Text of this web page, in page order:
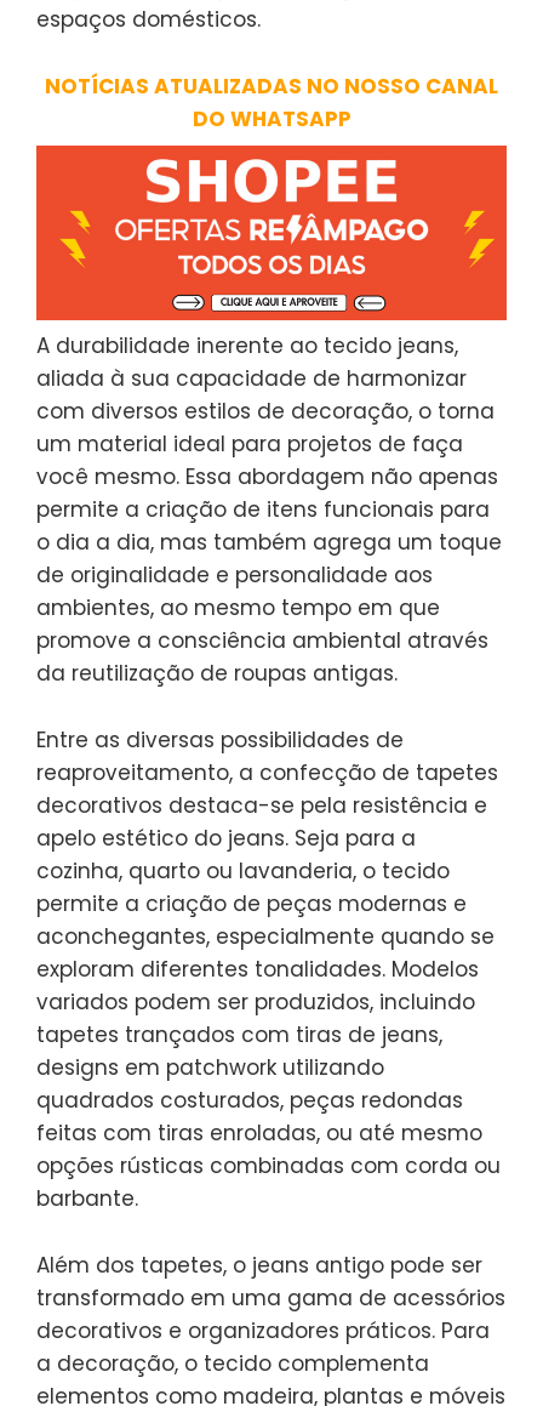
espaços domésticos.
NOTÍCIAS ATUALIZADAS NO NOSSO CANAL
DO WHATSAPP
A durabilidade inerente ao tecido jeans,
aliada à sua capacidade de harmonizar
com diversos estilos de decoração, o torna
um material ideal para projetos de faça
você mesmo. Essa abordagem não apenas
permite a criação de itens funcionais para
o dia a dia, mas também agrega um toque
de originalidade e personalidade aos
ambientes, ao mesmo tempo em que
promove a consciência ambiental através
da reutilização de roupas antigas.
Entre as diversas possibilidades de
reaproveitamento, a confecção de tapetes
decorativos destaca-se pela resistência e
apelo estético do jeans. Seja para a
cozinha, quarto ou lavanderia, o tecido
permite a criação de peças modernas e
aconchegantes, especialmente quando se
exploram diferentes tonalidades. Modelos
variados podem ser produzidos, incluindo
tapetes trançados com tiras de jeans,
designs em patchwork utilizando
quadrados costurados, peças redondas
feitas com tiras enroladas, ou até mesmo
opções rústicas combinadas com corda ou
barbante.
Além dos tapetes, o jeans antigo pode ser
transformado em uma gama de acessórios
decorativos e organizadores práticos. Para
a decoração, o tecido complementa
elementos como madeira, plantas e móveis